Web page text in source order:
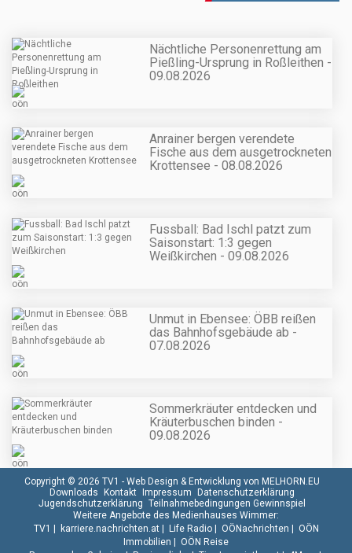
Nächtliche Personenrettung am
Pießling-Ursprung in Roßleithen -
09.08.2026
Anrainer bergen verendete
Fische aus dem ausgetrockneten
Krottensee - 08.08.2026
Fussball: Bad Ischl patzt zum
Saisonstart: 1:3 gegen
Weißkirchen - 09.08.2026
Unmut in Ebensee: ÖBB reißen
das Bahnhofsgebäude ab -
07.08.2026
Sommerkräuter entdecken und
Kräuterbuschen binden -
09.08.2026
Copyright © 2026 TV1 - Web Design & Entwicklung von MELHORN.EU
Downloads
Kontakt Impressum
Datenschutzerklärung
Jugendschutzerklärung Teilnahmebedingungen Gewinnspiel
Weitere Angebote des Medienhauses Wimmer:
TV1
karriere.nachrichten.at| Life Radio| OÖNachrichten
OÖN
Immobilien
OÖN Reise